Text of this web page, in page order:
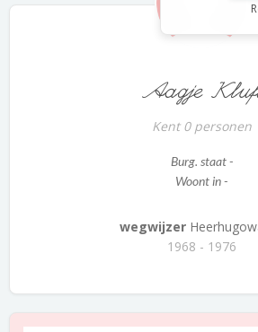
Aagje
Kent 0 personen
Burg. staat -
Woont in -
wegwijzer
1968 - 1976